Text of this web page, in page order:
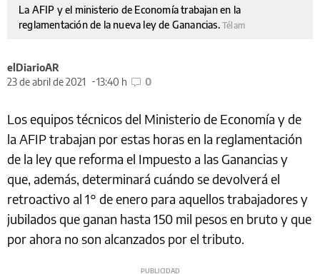
La AFIP y el ministerio de Economía trabajan en la
reglamentación de la nueva ley de Ganancias. Télam
elDiarioAR
23 de abril de 2021
13:40 h 0
Los equipos técnicos del Ministerio de Economía y de
la AFIP trabajan por estas horas en la reglamentación
de la ley que reforma el Impuesto a las Ganancias y
que, además, determinará cuándo se devolverá el
retroactivo al 1° de enero para aquellos trabajadores y
jubilados que ganan hasta 150 mil pesos en bruto y que
por ahora no son alcanzados por el tributo.